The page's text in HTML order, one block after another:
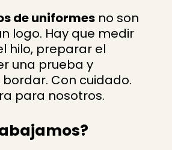
de uniformes no son
logo. Hay que medir
hilo, preparar el
una prueba y
Con cuidado.
para nosotros.